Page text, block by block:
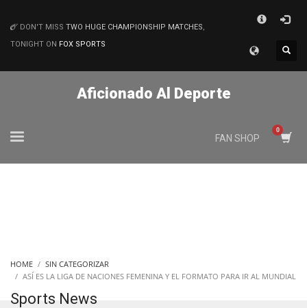
MATCHES
DON'T MISS TWO HUGE CHAMPIONSHIP MATCHES,
TONIGHT ON FOX SPORTS
Aficionado Al Deporte
FAN SHOP
HOME
SIN CATEGORIZAR
ASÍ ES LA LIGA DE NACIONES FEMENINA Y EL FORMATO PARA IR AL MUNDIAL
Sports News